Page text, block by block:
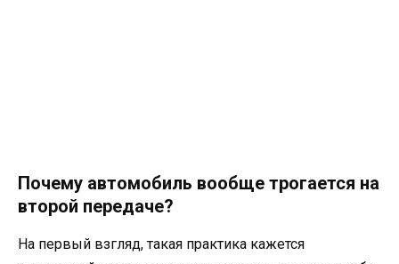
Почему автомобиль вообще трогается на
второй передаче?
На первый взгляд, такая практика кажется